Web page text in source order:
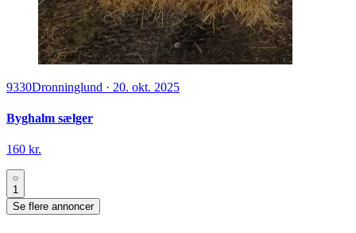
9330Dronninglund · 20. okt. 2025
Byghalm sælger
160 kr.
1
Se flere annoncer